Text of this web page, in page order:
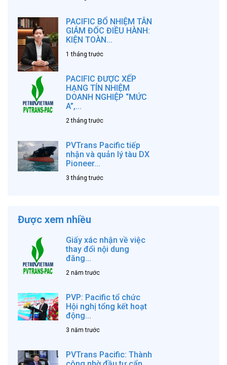
PACIFIC BỔ NHIỆM TÂN
GIÁM ĐỐC ĐIỀU HÀNH:
KIỆN TOÀN...
1 tháng trước
PACIFIC ĐƯỢC XẾP
HẠNG TÍN NHIỆM
DOANH NGHIỆP “MỨC
A”,...
2 tháng trước
PVTrans Pacific tiếp
nhận và quản lý tàu DX
Pioneer...
3 tháng trước
Được xem nhiều
Giấy xác nhận về việc
thay đổi nội dung
đăng...
2 năm trước
PVP: Pacific tổ chức
Hội nghị tổng kết hoạt
động...
3 năm trước
PVTrans Pacific: Thành